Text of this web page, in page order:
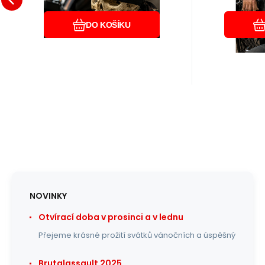
DO KOŠÍKU
NOVINKY
Otvírací doba v prosinci a v lednu
Přejeme krásné prožití svátků vánočních a úspěšný